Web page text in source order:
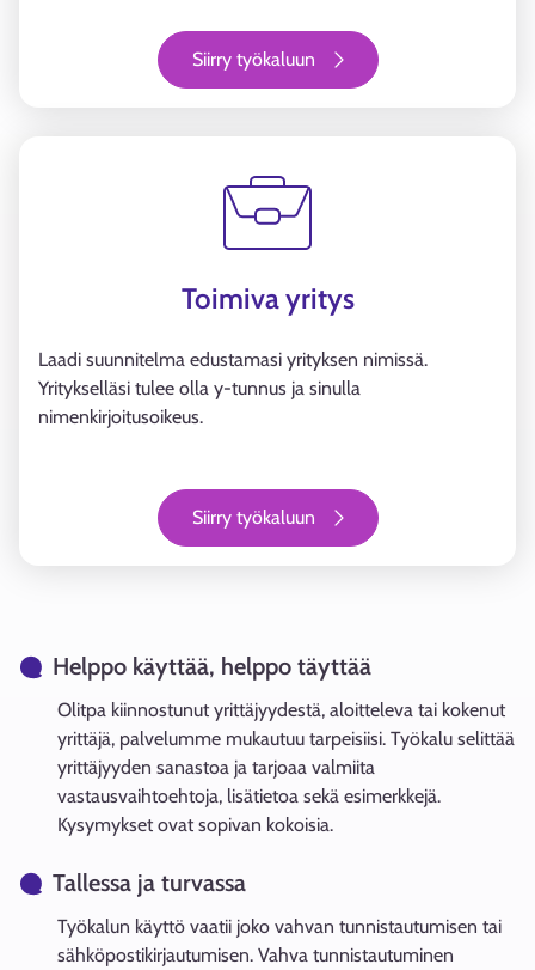
Siirry työkaluun
Toimiva yritys
Laadi suunnitelma edustamasi yrityksen nimissä.
Yritykselläsi tulee olla y-tunnus ja sinulla
nimenkirjoitusoikeus.
Siirry työkaluun
Helppo käyttää, helppo täyttää
Olitpa kiinnostunut yrittäjyydestä, aloitteleva tai kokenut
yrittäjä, palvelumme mukautuu tarpeisiisi. Työkalu selittää
yrittäjyyden sanastoa ja tarjoaa valmiita
vastausvaihtoehtoja, lisätietoa sekä esimerkkejä.
Kysymykset ovat sopivan kokoisia.
Tallessa ja turvassa
Työkalun käyttö vaatii joko vahvan tunnistautumisen tai
sähköpostikirjautumisen. Vahva tunnistautuminen